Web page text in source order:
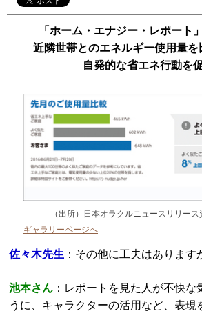
「ホーム・エナジー・レポート
近隣世帯とのエネルギー使用量
自発的な省エネ行動を
（出所）日本オラクルニュースリリース
ギャラリーページへ
佐々木先生 ：その他に工夫はあります
池本さん ：レポートを見た人が不快な
うに、キャラクターの活用など、表現